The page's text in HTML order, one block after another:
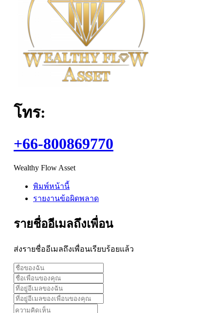
โทร:
+66-800869770
Wealthy Flow Asset
พิมพ์หน้านี้
รายงานข้อผิดพลาด
รายชื่ออีเมลถึงเพื่อน
ส่งรายชื่ออีเมลถึงเพื่อนเรียบร้อยแล้ว